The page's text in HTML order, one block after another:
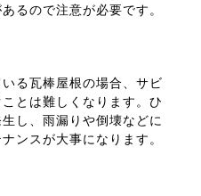
るので注意が必要です。
る瓦棒屋根の場合、サビ
とは難しくなります。ひ
し、雨漏りや倒壊などに
ンスが大事になります。